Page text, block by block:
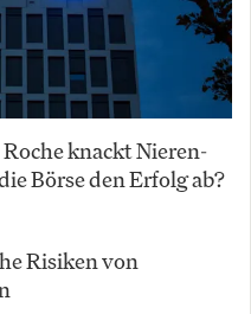
knackt Nieren-
Börse den Erfolg ab?
Risiken von